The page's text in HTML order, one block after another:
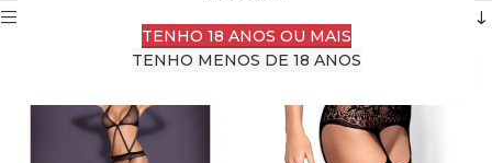
TENHO 18 ANOS OU MAIS
TENHO MENOS DE 18 ANOS